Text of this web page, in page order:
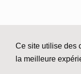
Ce site utilise des
la meilleure